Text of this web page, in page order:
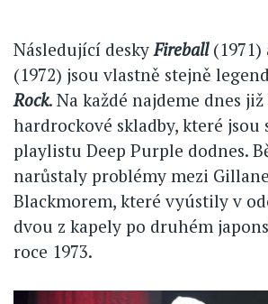
Následující deskyFireball(1971)
(1972) jsou vlastně stejně
Rock. Na každé najdeme dnes
hardrockové skladby, které jsou
playlistu Deep Purple dodnes.
narůstaly problémy mezi
Blackmorem, které vyústily v
dvou z kapely po druhém
roce 1973.